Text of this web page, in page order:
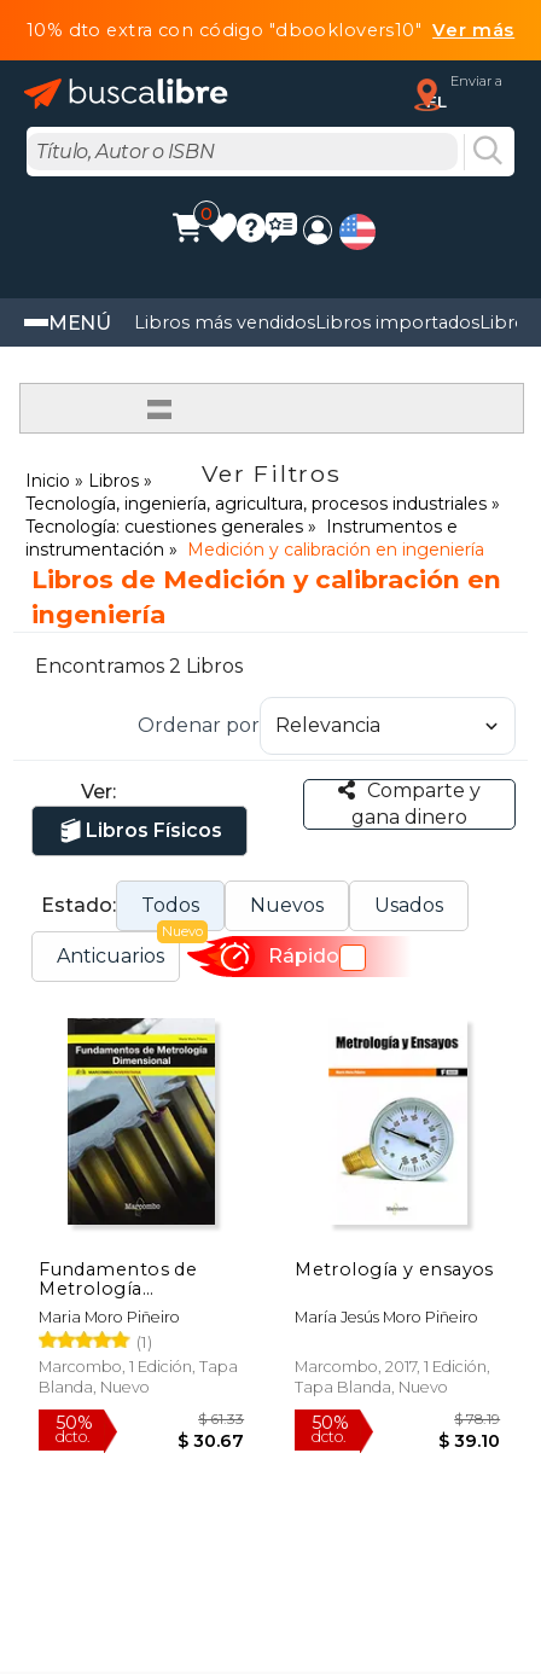
10% dto extra con código "dbooklovers10"Ver más
Enviar a
FL
0
MENÚ Libros más vendidosLibros importadosLibros
=
Ver Filtros
Inicio
Libros
Tecnología, ingeniería, agricultura, procesos industriales
Tecnología: cuestiones generales
Instrumentos e
instrumentación
Medición y calibración en ingeniería
Libros de Medición y calibración en
ingeniería
Encontramos 2 Libros
Ordenar por
Ver:
Libros Físicos
Comparte y
gana dinero
Estado: Todos Nuevos Usados
Anticuarios
Nuevo
Rápido
Fundamentos de
Metrología
dimensional
Maria Moro Piñeiro
(1)
Marcombo, 1 Edición, Tapa
Blanda, Nuevo
Metrología y ensayos
María Jesús Moro Piñeiro
Marcombo, 2017, 1 Edición,
Tapa Blanda, Nuevo